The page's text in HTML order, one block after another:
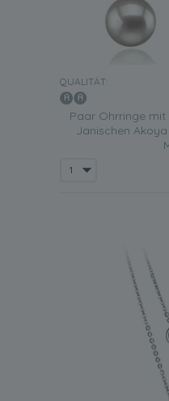
QUALITÄT:
Paar Ohrringe
Janischen